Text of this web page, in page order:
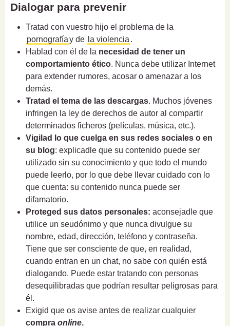
Dialogar para prevenir
Tratad con vuestro hijo el problema de la
pornografíay de la violencia .
Hablad con él de la necesidad de tener un
comportamiento ético. Nunca debe utilizar Internet
para extender rumores, acosar o amenazar a los
demás.
Tratad el tema de las descargas. Muchos jóvenes
infringen la ley de derechos de autor al compartir
determinados ficheros (películas, música, etc.).
Vigilad lo que cuelga en sus redes sociales o en
su blog: explicadle que su contenido puede ser
utilizado sin su conocimiento y que todo el mundo
puede leerlo, por lo que debe llevar cuidado con lo
que cuenta: su contenido nunca puede ser
difamatorio.
Proteged sus datos personales: aconsejadle que
utilice un seudónimo y que nunca divulgue su
nombre, edad, dirección, teléfono y contraseña.
Tiene que ser consciente de que, en realidad,
cuando entran en un chat, no sabe con quién está
dialogando. Puede estar tratando con personas
desequilibradas que podrían resultar peligrosas para
él.
Exigid que os avise antes de realizar cualquier
compra online.